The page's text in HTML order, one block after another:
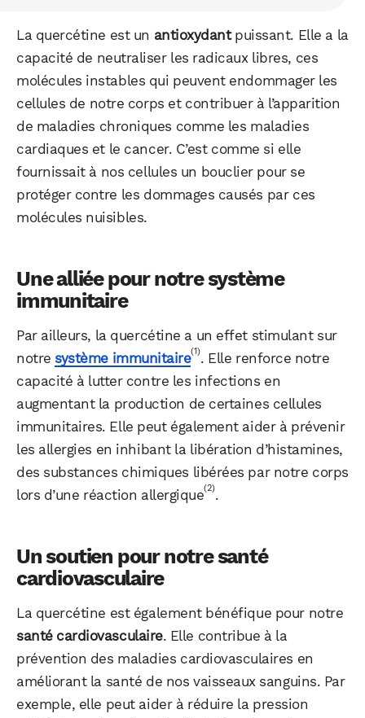
La quercétine est un antioxydantpuissant. Elle a la
capacité de neutraliser les radicaux libres, ces
molécules instables qui peuvent endommager les
cellules de notre corps et contribuer à l’apparition
de maladies chroniques comme les maladies
cardiaques et le cancer. C’est comme si elle
fournissait à nos cellules un bouclier pour se
protéger contre les dommages causés par ces
molécules nuisibles.
Une alliée pour notre système
immunitaire
Par ailleurs, la quercétine a un effet stimulant sur
notresystème immunitaire(1). Elle renforce notre
capacité à lutter contre les infections en
augmentant la production de certaines cellules
immunitaires. Elle peut également aider à prévenir
les allergies en inhibant la libération d’histamines,
des substances chimiques libérées par notre corps
lors d’une réaction allergique(2).
Un soutien pour notre santé
cardiovasculaire
La quercétine est également bénéfique pour notre
santé cardiovasculaire. Elle contribue à la
prévention des maladies cardiovasculaires en
améliorant la santé de nos vaisseaux sanguins. Par
exemple, elle peut aider à réduire la pression